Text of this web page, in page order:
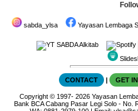
sabda_ylsa Yayasan Lembaga
SABDA Alkitab
CONTACT | GET
Copyright © 1997-2026Yayasan
Bank BCA Cabang Pasar Legi Solo - No.